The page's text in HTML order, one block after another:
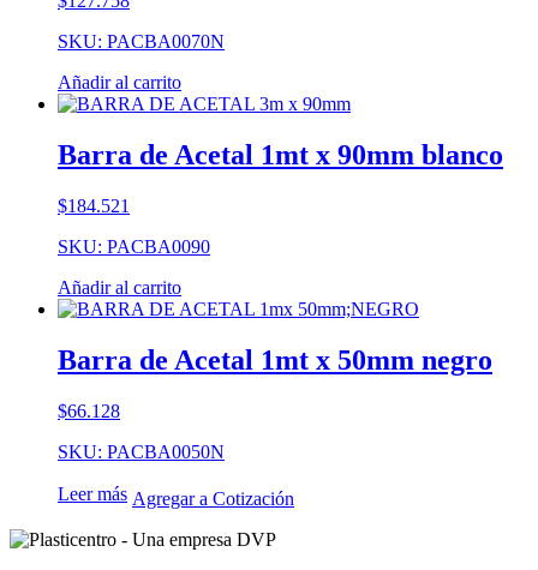
SKU: PACBA0070N
Añadir al carrito
Barra de Acetal 1mt x 90mm blanco
$184.521
SKU: PACBA0090
Añadir al carrito
Barra de Acetal 1mt x 50mm negro
$66.128
SKU: PACBA0050N
Leer más Agregar a Cotización